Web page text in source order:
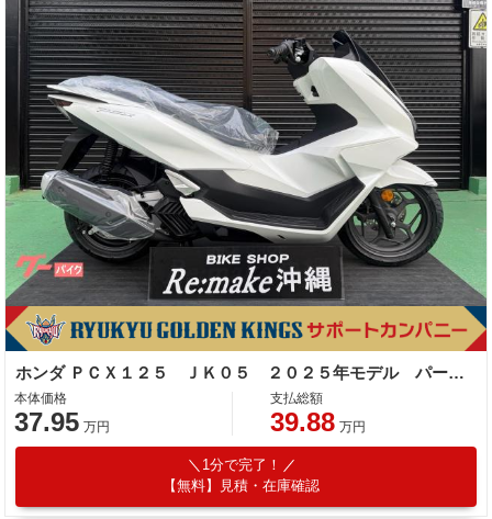
ホンダ ＰＣＸ１２５ ＪＫ０５ ２０２５年モデル パールスノーフレークホワイト
本体価格
37.95 万円
支払総額
39.88 万円
1分で完了！
【無料】見積・在庫確認